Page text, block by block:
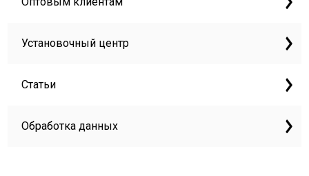
Установочный центр
Статьи
Обработка данных